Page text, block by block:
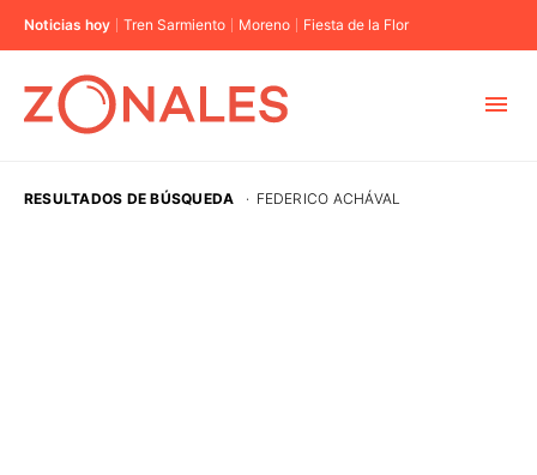
Noticias hoy Tren Sarmiento Moreno Fiesta de la Flor
RESULTADOS DE BÚSQUEDA · FEDERICO ACHÁVAL